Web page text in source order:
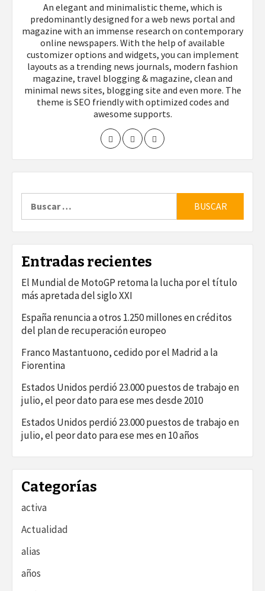
An elegant and minimalistic theme, which is
predominantly designed for a web news portal and
magazine with an immense research on contemporary
online newspapers. With the help of available
customizer options and widgets, you can implement
layouts as a trending news journals, modern fashion
magazine, travel blogging & magazine, clean and
minimal news sites, blogging site and even more. The
theme is SEO friendly with optimized codes and
awesome supports.
Entradas recientes
El Mundial de MotoGP retoma la lucha por el título
más apretada del siglo XXI
España renuncia a otros 1.250 millones en créditos
del plan de recuperación europeo
Franco Mastantuono, cedido por el Madrid a la
Fiorentina
Estados Unidos perdió 23.000 puestos de trabajo en
julio, el peor dato para ese mes desde 2010
Estados Unidos perdió 23.000 puestos de trabajo en
julio, el peor dato para ese mes en 10 años
Categorías
activa
Actualidad
alias
años